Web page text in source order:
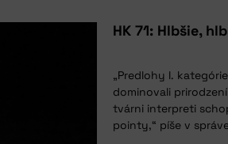
HK 71: Hlbšie,
„Predlohy I.
dominovali
tvárni interpreti
pointy,“ píše v